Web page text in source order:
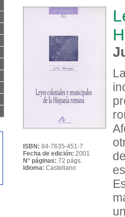
ISBN: 84-7635-451-7
Fecha de edición: 2001
N° páginas: 72 págs.
Idioma: Castellano